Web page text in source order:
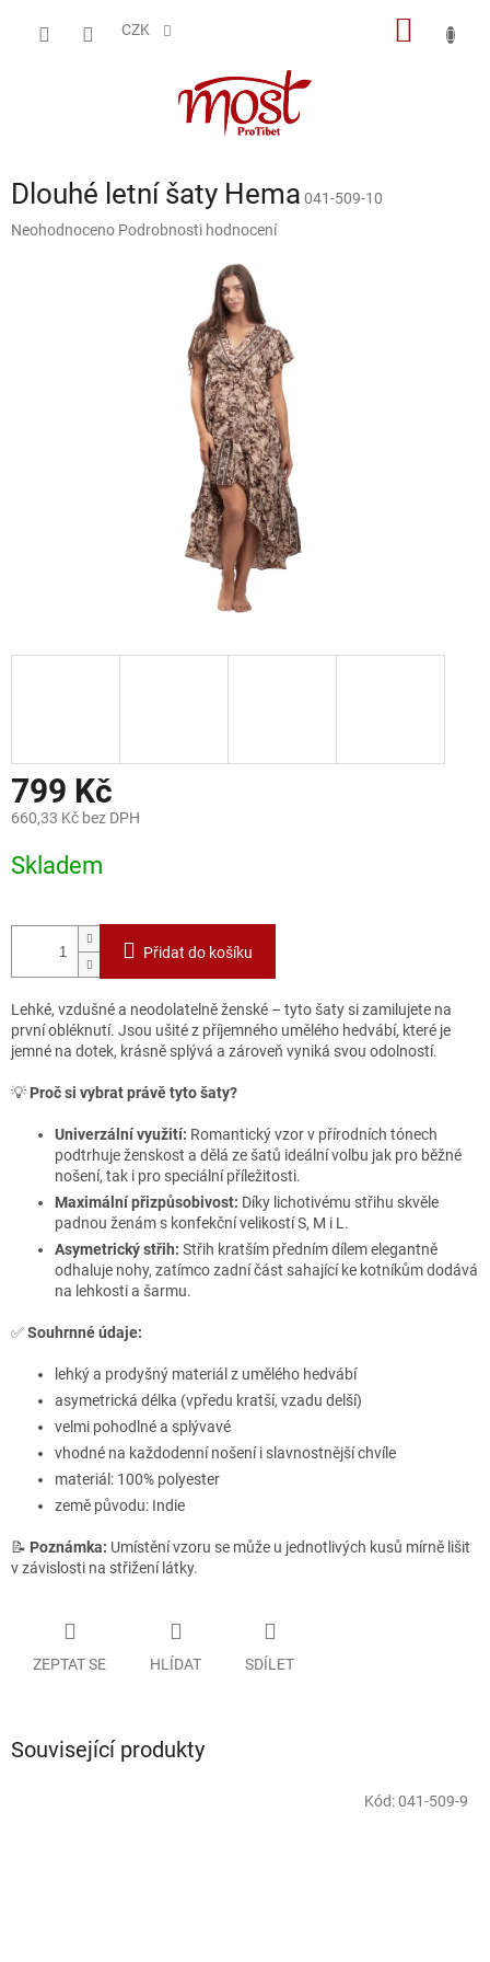
CZK
Dlouhé letní šaty Hema 041-509-10
Průměrné
Neohodnoceno Podrobnosti hodnocení
799 Kč
660,33 Kč bez DPH
cena:
Skladem
Přidat do košíku
Lehké, vzdušné a neodolatelně ženské – tyto šaty si zamilujete na
první obléknutí. Jsou ušité z příjemného umělého hedvábí, které je
jemné na dotek, krásně splývá a zároveň vyniká svou odolností.
💡 Proč si vybrat právě tyto šaty?
Univerzální využití: Romantický vzor v přírodních tónech
podtrhuje ženskost a dělá ze šatů ideální volbu jak pro běžné
nošení, tak i pro speciální příležitosti.
Maximální přizpůsobivost: Díky lichotivému střihu skvěle
padnou ženám s konfekční velikostí S, M i L.
Asymetrický střih: Střih kratším předním dílem elegantně
odhaluje nohy, zatímco zadní část sahající ke kotníkům dodává
na lehkosti a šarmu.
✅Souhrnné údaje:
lehký a prodyšný materiál z umělého hedvábí
asymetrická délka (vpředu kratší, vzadu delší)
velmi pohodlné a splývavé
vhodné na každodenní nošení i slavnostnější chvíle
materiál: 100% polyester
země původu: Indie
📝 Poznámka: Umístění vzoru se může u jednotlivých kusů mírně lišit
v závislosti na střižení látky.
ZEPTAT SE HLÍDAT SDÍLET
Související produkty
Kód:041-509-9